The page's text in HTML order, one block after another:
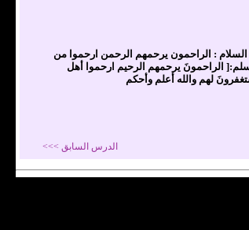
: الراحمون يرحمهم الرحمن ارحموا من
الراحمونَ يرحمهم الرحيم ارحموا أهل
لهم والله أعلم وأحكم
الدرس السابق >>>